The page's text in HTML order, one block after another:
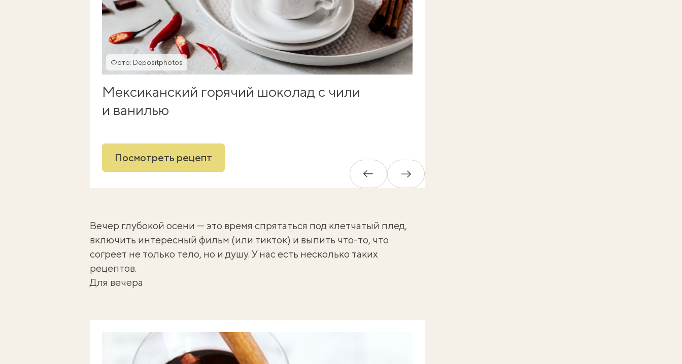
Фото: Depositphotos
Мексиканский горячий шоколад с чили
и ванилью
Посмотреть рецепт
ОбратноВперед
Вечер глубокой осени — это время спрятаться под клетчатый плед,
включить интересный фильм (или тикток) и выпить что-то, что
согреет не только тело, но и душу. У нас есть несколько таких
рецептов.
Для вечера